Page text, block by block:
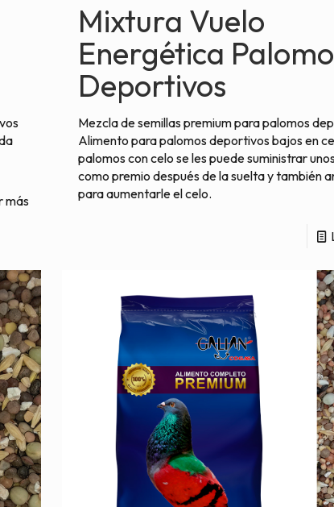
más
Mixtura Vuelo
Energética
Deportivos
Mezcla de semillas premium para palomos
Alimento para palomos deportivos bajos en
palomos con celo se les puede suministrar
como premio después de la suelta y también
para aumentarle el celo.